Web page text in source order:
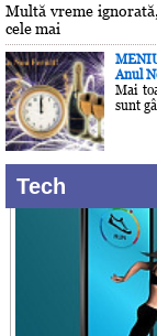
Multă vreme
cele mai
Anul
Mai
sunt
Tech